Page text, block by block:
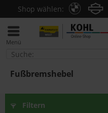
Shop wählen:
Menü
Fußbremshebel
Fußbremshebel
Filtern